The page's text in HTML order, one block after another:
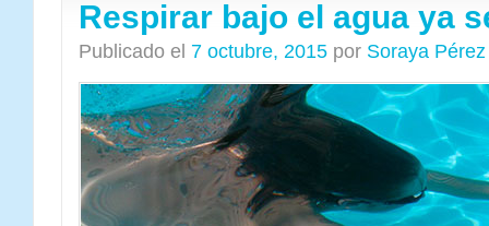
Respirar bajo el agua ya
Publicado el 7 octubre, 2015 por Soraya Pérez